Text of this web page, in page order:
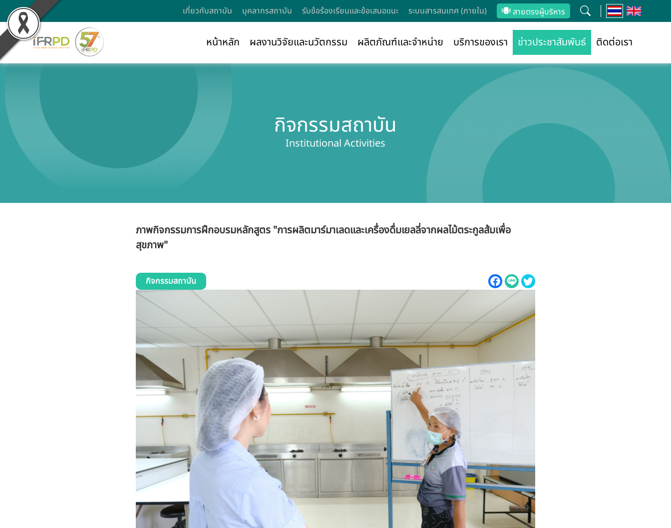
เกี่ยวกับสถาบัน บุคลากรสถาบัน รับข้อร้องเรียนและข้อเสนอแนะ ระบบสารสนเทศ (ภายใน) สายตรงผู้บริหาร
หน้าหลัก ผลงานวิจัยและนวัตกรรม ผลิตภัณฑ์และจำหน่าย บริการของเรา ข่าวประชาสัมพันธ์ ติดต่อเรา
กิจกรรมสถาบัน
Institutional Activities
ภาพกิจกรรมการฝึกอบรมหลักสูตร "การผลิตมาร์มาเลดและเครื่องดื่มเยลลี่จากผลไม้ตระกูลส้มเพื่อ
สุขภาพ"
กิจกรรมสถาบัน